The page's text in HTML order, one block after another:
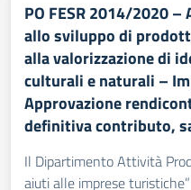
PO FESR 2014/2020
allo sviluppo di
alla valorizzazione di
culturali e naturali –
Approvazione
definitiva contributo,
Il Dipartimento Attività
aiuti alle imprese